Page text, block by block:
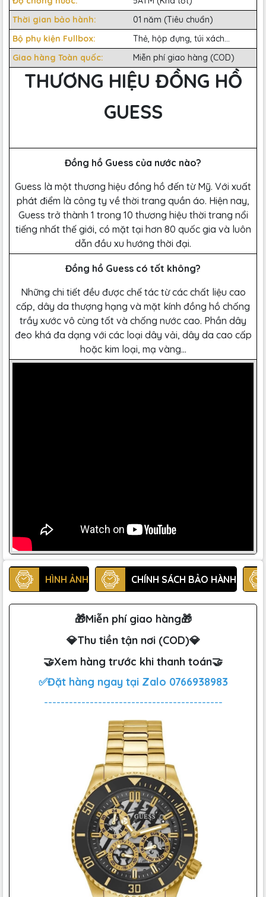
Thời gian bảo hành:
01 năm (Tiêu chuẩn)
Bộ phụ kiện Fullbox:
Thẻ, hộp đựng, túi xách...
Giao hàng Toàn quốc:
Miễn phí giao hàng (COD)
THƯƠNG HIỆU ĐỒNG HỒ
GUESS
Đồng hồ Guess của nước nào?
Guess là một thương hiệu đồng hồ đến từ Mỹ. Với xuất
phát điểm là công ty về thời trang quần áo. Hiện nay,
Guess trở thành 1 trong 10 thương hiệu thời trang nổi
tiếng nhất thế giới, có mặt tại hơn 80 quốc gia và luôn
dẫn đầu xu hướng thời đại.
Đồng hồ Guess có tốt không?
Những chi tiết đều được chế tác từ các chất liệu cao
cấp, dây da thượng hạng và mặt kính đồng hồ chống
trầy xước vô cùng tốt và chống nước cao. Phần dây
đeo khá đa dạng với các loại dây vải, dây da cao cấp
hoặc kim loại, mạ vàng…
HÌNH ẢNH CHÍNH SÁCH BẢO HÀNH
🎁Miễn phí giao hàng🎁
💎Thu tiền tận nơi (COD)💎
🤝Xem hàng trước khi thanh toán🤝
✅Đặt hàng ngay tại Zalo 0766938983
-------------------------------------------